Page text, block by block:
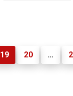
19 20 …